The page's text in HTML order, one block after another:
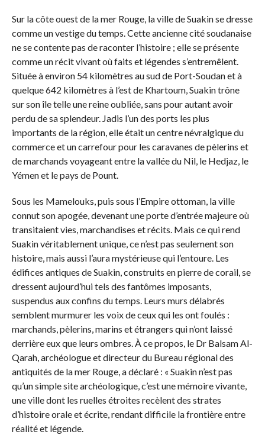
Sur la côte ouest de la mer Rouge, la ville de Suakin se dresse
comme un vestige du temps. Cette ancienne cité soudanaise
ne se contente pas de raconter l’histoire ; elle se présente
comme un récit vivant où faits et légendes s’entremêlent.
Située à environ 54 kilomètres au sud de Port-Soudan et à
quelque 642 kilomètres à l’est de Khartoum, Suakin trône
sur son île telle une reine oubliée, sans pour autant avoir
perdu de sa splendeur. Jadis l’un des ports les plus
importants de la région, elle était un centre névralgique du
commerce et un carrefour pour les caravanes de pèlerins et
de marchands voyageant entre la vallée du Nil, le Hedjaz, le
Yémen et le pays de Pount.
Sous les Mamelouks, puis sous l’Empire ottoman, la ville
connut son apogée, devenant une porte d’entrée majeure où
transitaient vies, marchandises et récits. Mais ce qui rend
Suakin véritablement unique, ce n’est pas seulement son
histoire, mais aussi l’aura mystérieuse qui l’entoure. Les
édifices antiques de Suakin, construits en pierre de corail, se
dressent aujourd’hui tels des fantômes imposants,
suspendus aux confins du temps. Leurs murs délabrés
semblent murmurer les voix de ceux qui les ont foulés :
marchands, pèlerins, marins et étrangers qui n’ont laissé
derrière eux que leurs ombres. À ce propos, le Dr Balsam Al-
Qarah, archéologue et directeur du Bureau régional des
antiquités de la mer Rouge, a déclaré : « Suakin n’est pas
qu’un simple site archéologique, c’est une mémoire vivante,
une ville dont les ruelles étroites recèlent des strates
d’histoire orale et écrite, rendant difficile la frontière entre
réalité et légende.